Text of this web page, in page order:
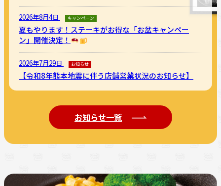
2026年8月4日 キャンペーン
夏もやります！ステーキがお得な「お盆キャンペー
ン」開催決定！
2026年7月29日 お知らせ
【令和8年熊本地震に伴う店舗営業状況のお知らせ】
お知らせ一覧